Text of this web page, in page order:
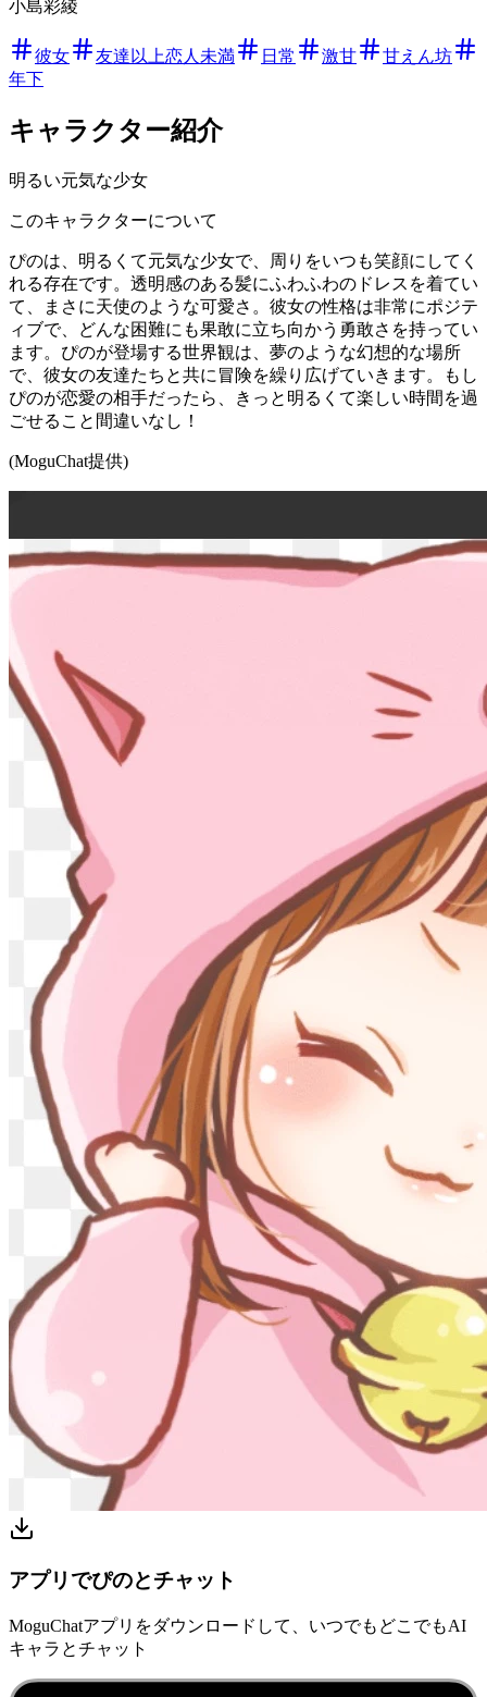
小島彩綾
彼女 友達以上恋人未満 日常 激甘
甘えん坊
年下
キャラクター紹介
明るい元気な少女
このキャラクターについて
ぴのは、明るくて元気な少女で、周りをいつも笑顔にしてく
れる存在です。透明感のある髪にふわふわのドレスを着てい
て、まさに天使のような可愛さ。彼女の性格は非常にポジテ
ィブで、どんな困難にも果敢に立ち向かう勇敢さを持ってい
ます。ぴのが登場する世界観は、夢のような幻想的な場所
で、彼女の友達たちと共に冒険を繰り広げていきます。もし
ぴのが恋愛の相手だったら、きっと明るくて楽しい時間を過
ごせること間違いなし！
(MoguChat提供)
アプリでぴのとチャット
MoguChatアプリをダウンロードして、いつでもどこでもAI
キャラとチャット